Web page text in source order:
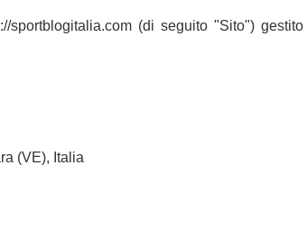
sportblogitalia.com (di seguito "Sito") gestito
(VE), Italia